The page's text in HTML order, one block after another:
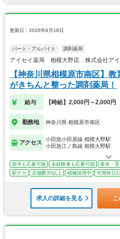
更新日：2026年6月18日
パート・アルバイト 調剤薬局
アイセイ薬局 相模大野店 株式会社アイ
【神奈川県相模原市南区】
がきちんと整った調剤薬局！
給与 【時給】2,000円～2,000円
勤務地 神奈川県 相模原市南区
アクセス
小田急小田原線 相模大野駅
小田急江ノ島線 相模大野駅
新卒も応募可能 未経験者も応募可能 産休・
駅チカ
店舗数30以上 積極採用中 年間休日
求人の詳細を見る こ